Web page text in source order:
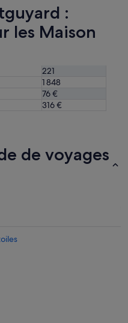
:
les Maison
221
1 848
76 €
316 €
de voyages